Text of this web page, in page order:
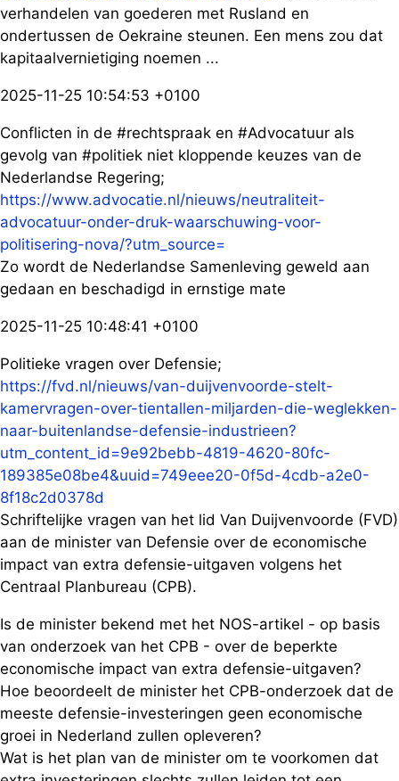
verhandelen van goederen met Rusland en
ondertussen de Oekraine steunen. Een mens zou dat
kapitaalvernietiging noemen ...
2025-11-25 10:54:53 +0100
Conflicten in de #rechtspraak en #Advocatuur als
gevolg van #politiek niet kloppende keuzes van de
Nederlandse Regering;
https://www.advocatie.nl/nieuws/neutraliteit-
advocatuur-onder-druk-waarschuwing-voor-
politisering-nova/?utm_source=
Zo wordt de Nederlandse Samenleving geweld aan
gedaan en beschadigd in ernstige mate
2025-11-25 10:48:41 +0100
Politieke vragen over Defensie;
https://fvd.nl/nieuws/van-duijvenvoorde-stelt-
kamervragen-over-tientallen-miljarden-die-weglekken-
naar-buitenlandse-defensie-industrieen?
utm_content_id=9e92bebb-4819-4620-80fc-
189385e08be4&uuid=749eee20-0f5d-4cdb-a2e0-
8f18c2d0378d
Schriftelijke vragen van het lid Van Duijvenvoorde (FVD)
aan de minister van Defensie over de economische
impact van extra defensie-uitgaven volgens het
Centraal Planbureau (CPB).
Is de minister bekend met het NOS-artikel - op basis
van onderzoek van het CPB - over de beperkte
economische impact van extra defensie-uitgaven?
Hoe beoordeelt de minister het CPB-onderzoek dat de
meeste defensie-investeringen geen economische
groei in Nederland zullen opleveren?
Wat is het plan van de minister om te voorkomen dat